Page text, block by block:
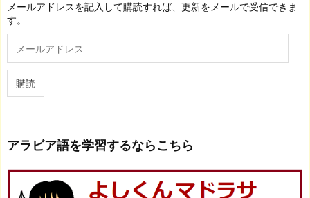
メールアドレスを記入して購読すれば、更新をメールで受信できま
す。
ル
購読
アラビア語を学習するならこちら